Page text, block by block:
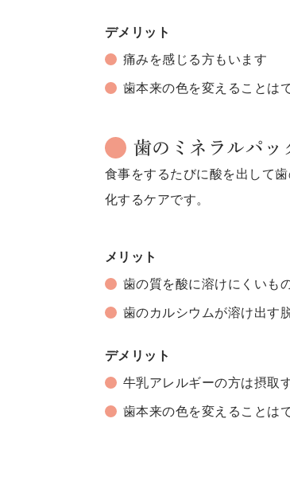
デメリット
痛みを感じる方もいます
歯本来の色を変えることは
歯のミネラルパッ
食事をするたびに酸を出して
化するケアです。
メリット
歯の質を酸に溶けにくいも
歯のカルシウムが溶け出す
デメリット
牛乳アレルギーの方は摂取
歯本来の色を変えることは